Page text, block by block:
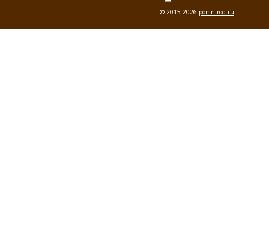
© 2015-2026 pomnirod.ru